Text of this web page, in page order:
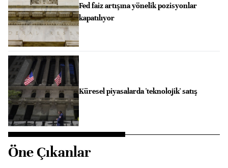
Fed faiz artışına yönelik pozisyonlar
kapatılıyor
Küresel piyasalarda 'teknolojik' satış
Öne Çıkanlar